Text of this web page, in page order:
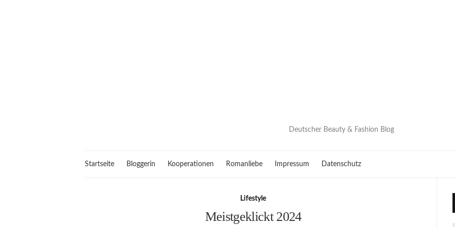
Deutscher Beauty & Fashion Blog
Startseite Bloggerin Kooperationen Romanliebe Impressum Datenschutz
Lifestyle
Meistgeklickt 2024